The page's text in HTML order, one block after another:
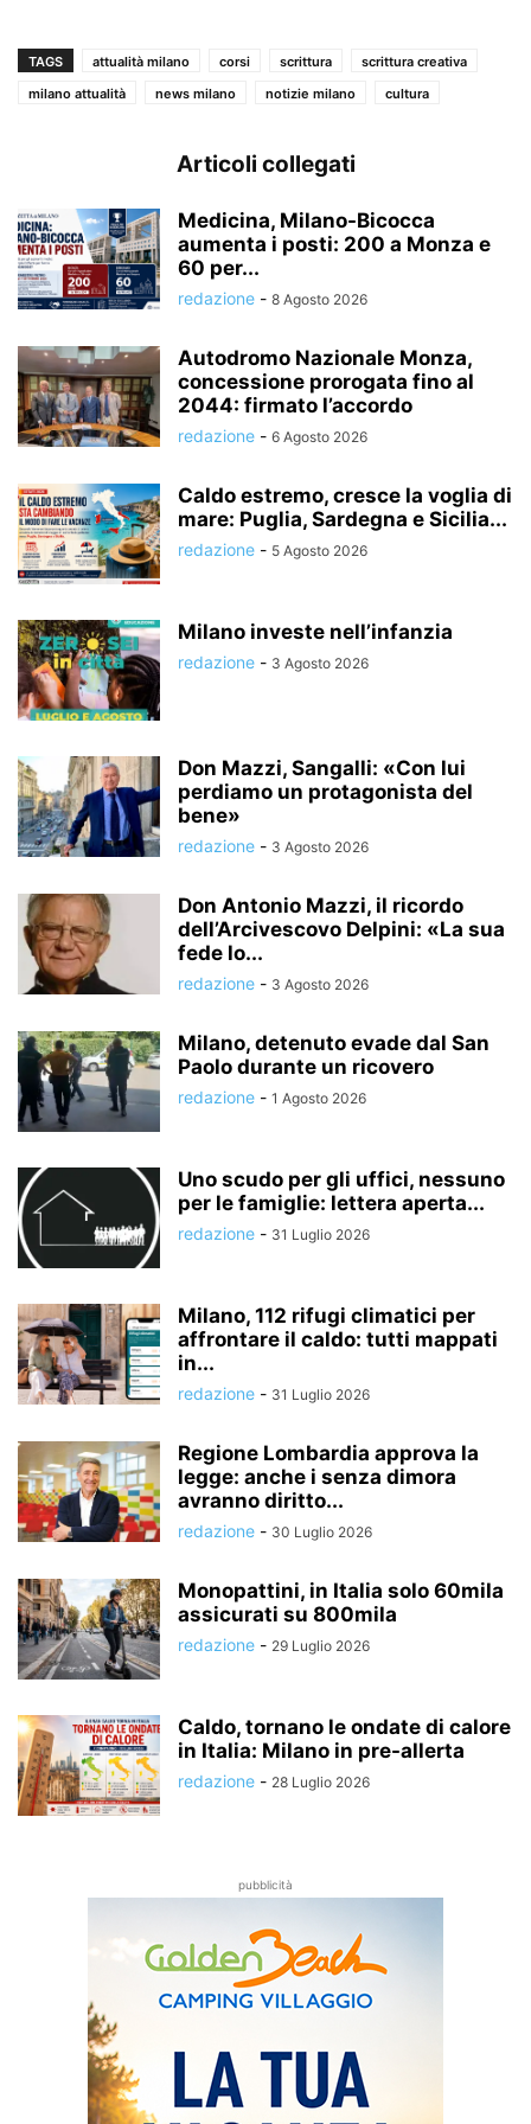
TAGS attualità milano corsi scrittura
scrittura creativa
milano attualità
news milano notizie milano cultura
Articoli collegati
Medicina, Milano-Bicocca
aumenta i posti: 200 a Monza e
60 per...
redazione - 8 Agosto 2026
Autodromo Nazionale Monza,
concessione prorogata fino al
2044: firmato l’accordo
redazione - 6 Agosto 2026
Caldo estremo, cresce la voglia di
mare: Puglia, Sardegna e Sicilia...
redazione - 5 Agosto 2026
Milano investe nell’infanzia
redazione - 3 Agosto 2026
Don Mazzi, Sangalli: «Con lui
perdiamo un protagonista del
bene»
redazione - 3 Agosto 2026
Don Antonio Mazzi, il ricordo
dell’Arcivescovo Delpini: «La sua
fede lo...
redazione - 3 Agosto 2026
Milano, detenuto evade dal San
Paolo durante un ricovero
redazione - 1 Agosto 2026
Uno scudo per gli uffici, nessuno
per le famiglie: lettera aperta...
redazione - 31 Luglio 2026
Milano, 112 rifugi climatici per
affrontare il caldo: tutti mappati
in...
redazione - 31 Luglio 2026
Regione Lombardia approva la
legge: anche i senza dimora
avranno diritto...
redazione - 30 Luglio 2026
Monopattini, in Italia solo 60mila
assicurati su 800mila
redazione - 29 Luglio 2026
Caldo, tornano le ondate di calore
in Italia: Milano in pre-allerta
redazione - 28 Luglio 2026
pubblicità